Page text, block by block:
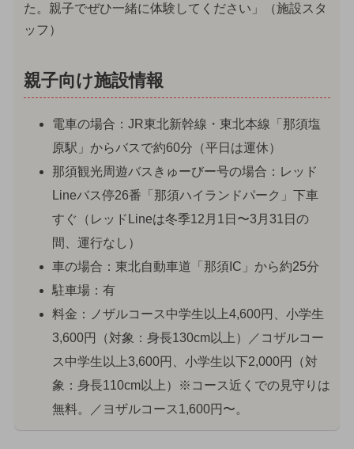
た。親子でぜひ一緒に体験してください」（施設スタ
ッフ）
親子向け施設情報
電車の場合：JR東北新幹線・東北本線「那須塩
原駅」からバスで約60分（平日は運休）
那須観光周遊バスきゅーびー号の場合：レッド
Lineバス停26番「那須ハイランドパーク」下車
すぐ（レッドLineは冬季12月1日〜3月31日の
間、運行なし）
車の場合：東北自動車道「那須IC」から約25分
駐車場：有
料金：ノザルコース中学生以上4,600円、小学生
3,600円（対象：身長130cm以上）／コザルコー
ス中学生以上3,600円、小学生以下2,000円（対
象：身長110cm以上）※コース近くでの見守りは
無料。／ヨザルコース1,600円〜。